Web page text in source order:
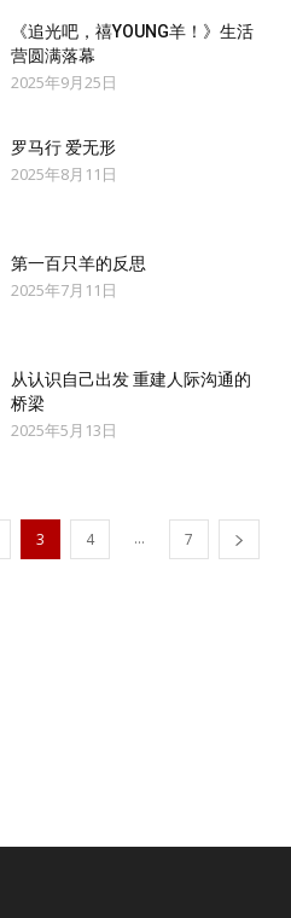
《追光吧，禧YOUNG羊！》生活
营圆满落幕
2025年9月25日
罗马行 爱无形
2025年8月11日
第一百只羊的反思
2025年7月11日
从认识自己出发 重建人际沟通的
桥梁
2025年5月13日
3 4 ... 7